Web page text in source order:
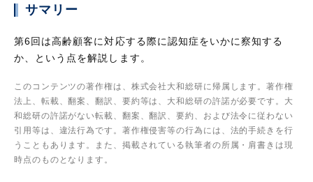
サマリー
第6回は高齢顧客に対応する際に認知症をいかに察知する
か、という点を解説します。
このコンテンツの著作権は、株式会社大和総研に帰属します。著作権
法上、転載、翻案、翻訳、要約等は、大和総研の許諾が必要です。大
和総研の許諾がない転載、翻案、翻訳、要約、および法令に従わない
引用等は、違法行為です。著作権侵害等の行為には、法的手続きを行
うこともあります。また、掲載されている執筆者の所属・肩書きは現
時点のものとなります。